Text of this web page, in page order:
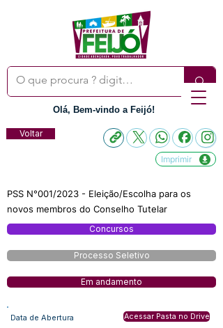
Olá, Bem-vindo a Feijó!
Voltar
Imprimir
PSS N°001/2023 - Eleição/Escolha para os
novos membros do Conselho Tutelar
Concursos
Processo Seletivo
Em andamento
Data de Abertura Acessar Pasta no Drive